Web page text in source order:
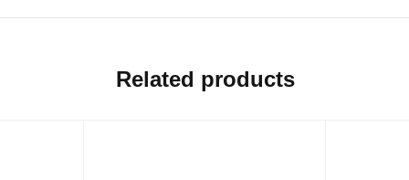
Related products